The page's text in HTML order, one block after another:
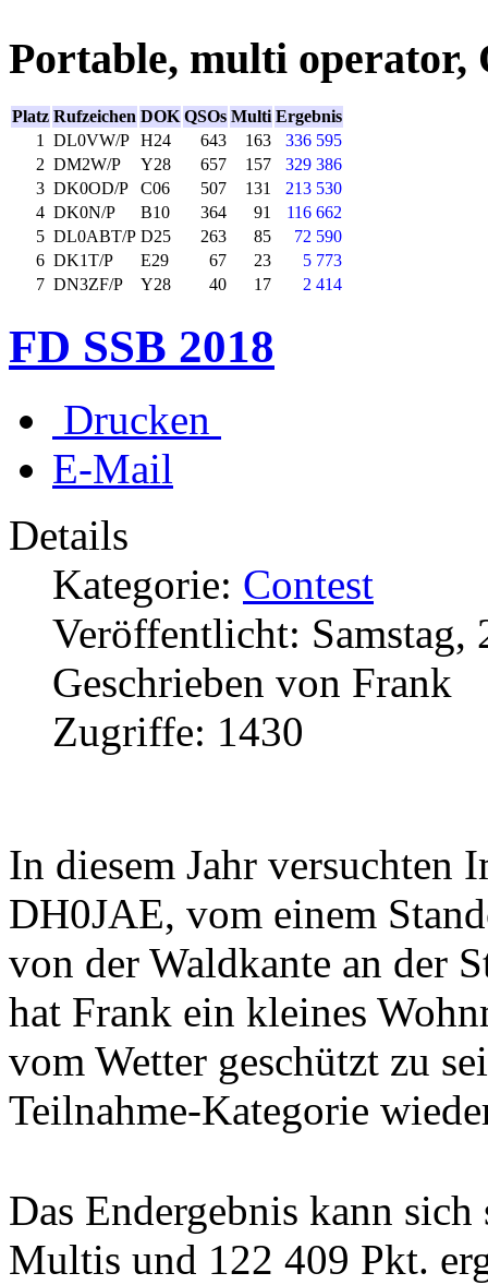
Portable, multi operator,
Platz Rufzeichen DOK QSOs Multi Ergebnis
1
DL0VW/P H24 643 163
336 595
2 DM2W/P Y28 657 157
329 386
3 DK0OD/P C06 507 131
213 530
4 DK0N/P B10 364 91
116 662
5 DL0ABT/P D25 263 85
72 590
6 DK1T/P E29 67 23
5 773
7 DN3ZF/P Y28 40 17 2 414
FD SSB 2018
Drucken
E-Mail
Details
Kategorie: Contest
Veröffentlicht: Samstag,
Geschrieben von Frank
Zugriffe: 1430
In diesem Jahr versuchten
DH0JAE, vom einem
von der Waldkante an der
hat Frank ein kleines
vom Wetter geschützt zu
Teilnahme-Kategorie
Das Endergebnis kann sich
Multis und 122 409 Pkt.